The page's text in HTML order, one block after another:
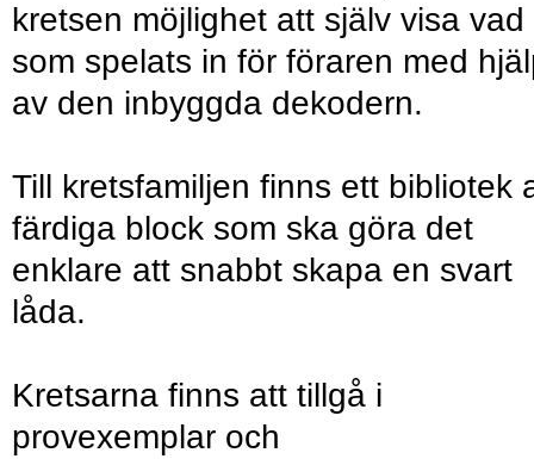
kretsen möjlighet att själv visa vad
som spelats in för föraren med
av den inbyggda dekodern.
Till kretsfamiljen finns ett bibliotek
färdiga block som ska göra det
enklare att snabbt skapa en svart
låda.
Kretsarna finns att tillgå i
provexemplar och